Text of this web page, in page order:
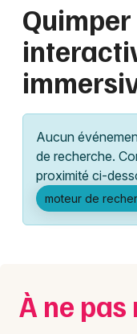
Grands
Manifestations
Foires & salons
Sports
Bordeaux
Colmar
Lille
Lyon
Marseille
Mulhouse
Montpellier
Paris
Aucun
de recherche.
proximité ci-
moteur de
À ne
Partout
Près de
Quand ?
Aujourd'hui